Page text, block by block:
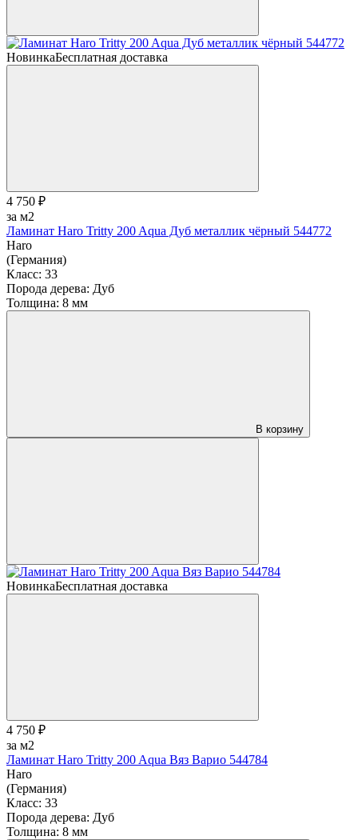
НовинкаБесплатная доставка
4 750 ₽
за м2
Ламинат Haro Tritty 200 Aqua Дуб металлик чёрный 544772
Haro
(Германия)
Класс: 33
Порода дерева: Дуб
Толщина: 8 мм
В корзину
НовинкаБесплатная доставка
4 750 ₽
за м2
Ламинат Haro Tritty 200 Aqua Вяз Варио 544784
Haro
(Германия)
Класс: 33
Порода дерева: Дуб
Толщина: 8 мм